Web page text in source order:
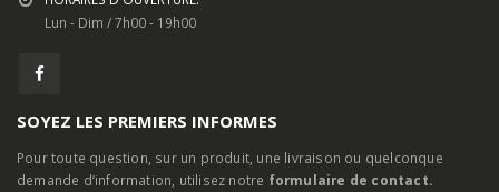
Lun - Dim / 7h00 - 19h00
SOYEZ LES PREMIERS INFORMES
Pour toute question, sur un produit, une livraison ou quelconque
demande d’information, utilisez notre formulaire de contact.